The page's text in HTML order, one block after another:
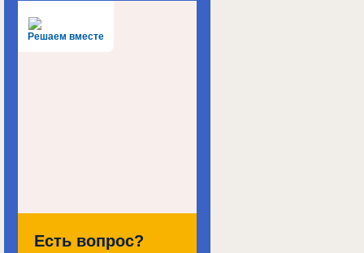
Решаем вместе
Есть вопрос?